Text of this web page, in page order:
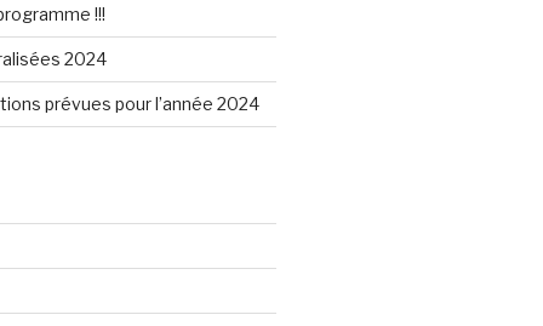
!!!
2024
prévues pour l’année 2024